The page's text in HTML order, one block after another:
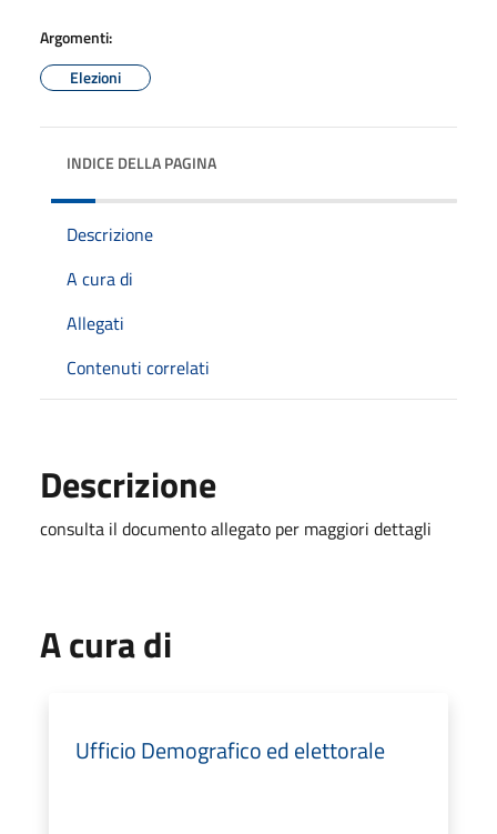
Argomenti:
Elezioni
INDICE DELLA PAGINA
Descrizione
A cura di
Allegati
Contenuti correlati
Descrizione
consulta il documento allegato per maggiori dettagli
A cura di
Ufficio Demografico ed elettorale